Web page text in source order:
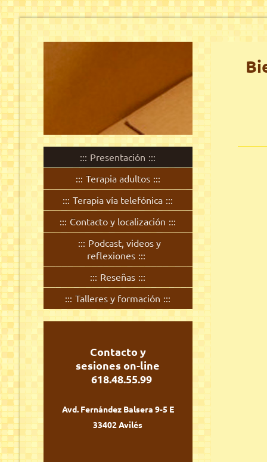
Presentación
Terapia adultos
Terapia vía telefónica
Contacto y localización
Podcast, videos y
reflexiones
Reseñas
Talleres y formación
Contacto y
sesioneson-line
618.48.55.99
Avd. Fernández Balsera 9-5 E
33402 Avilés